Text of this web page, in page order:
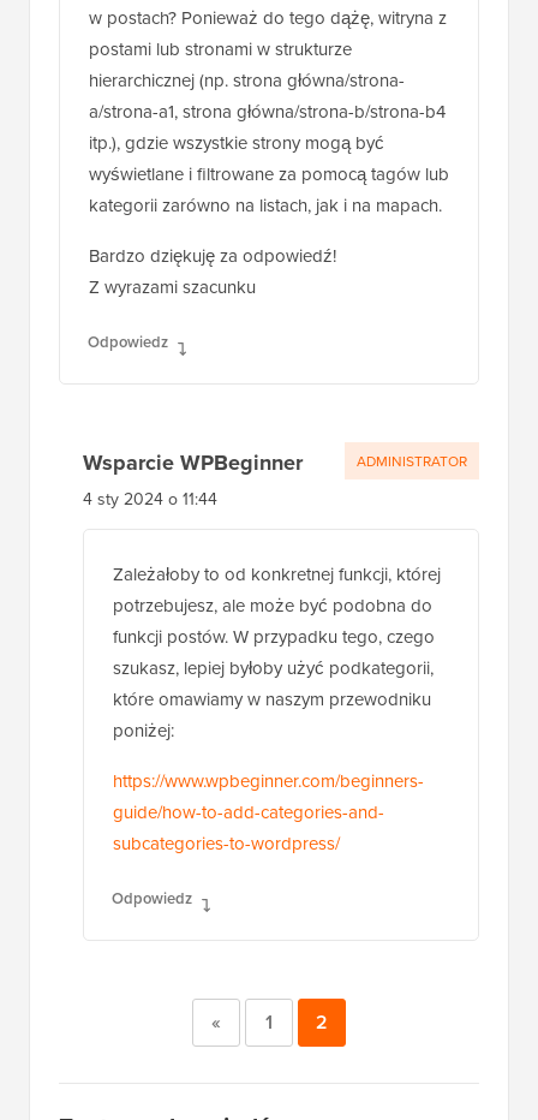
w postach? Ponieważ do tego dążę, witryna z
postami lub stronami w strukturze
hierarchicznej (np. strona główna/strona-
a/strona-a1, strona główna/strona-b/strona-b4
itp.), gdzie wszystkie strony mogą być
wyświetlane i filtrowane za pomocą tagów lub
kategorii zarówno na listach, jak i na mapach.
Bardzo dziękuję za odpowiedź!
Z wyrazami szacunku
Odpowiedz
Wsparcie WPBeginner
4 sty 2024 o 11:44
Zależałoby to od konkretnej funkcji, której
potrzebujesz, ale może być podobna do
funkcji postów. W przypadku tego, czego
szukasz, lepiej byłoby użyć podkategorii,
które omawiamy w naszym przewodniku
poniżej:
https://www.wpbeginner.com/beginners-
guide/how-to-add-categories-and-
subcategories-to-wordpress/
Odpowiedz
ADMINISTRATOR
« 1 2